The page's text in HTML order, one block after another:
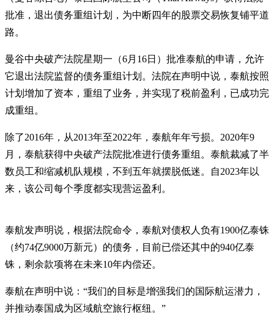
批准，退出债务重组计划，为中断四年的股票交易恢复铺平道
路。
曼谷中央破产法院星期一（6月16日）批准泰航的申请，允许
它退出法院监督的债务重组计划。法院在声明中说，泰航按照
计划增加了资本，重组了业务，并实现了税前盈利，已成功完
成重组。
除了2016年，从2013年至2022年，泰航年年亏损。2020年9
月，泰航获得中央破产法院批准进行债务重组。泰航裁减了半
数员工和缩减机队规模，不到五年就摆脱低迷。自2023年以
来，该公司每个季度都实现营运盈利。
泰航发声明说，根据法院命令，泰航对债权人负有1900亿泰铢
（约74亿9000万新元）的债务，目前已偿还其中的940亿泰
铢，剩余款项将在未来10年内偿还。
泰航在声明中说：“我们的目标是增强我们的国际航运潜力，
并推动泰国成为区域航空旅行枢纽。”